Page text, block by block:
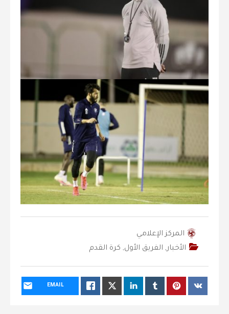
المركز الإعلامي
الأخبار, الفريق الأول, كرة القدم
EMAIL